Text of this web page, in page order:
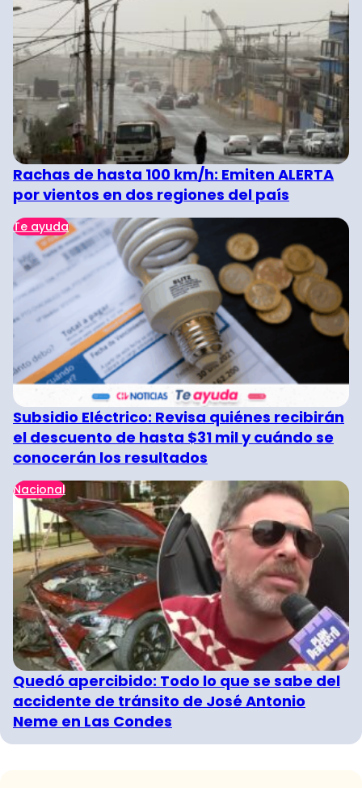
Rachas de hasta 100 km/h: Emiten ALERTA
por vientos en dos regiones del país
Te ayuda
Subsidio Eléctrico: Revisa quiénes recibirán
el descuento de hasta $31 mil y cuándo se
conocerán los resultados
Nacional
Quedó apercibido: Todo lo que se sabe del
accidente de tránsito de José Antonio
Neme en Las Condes